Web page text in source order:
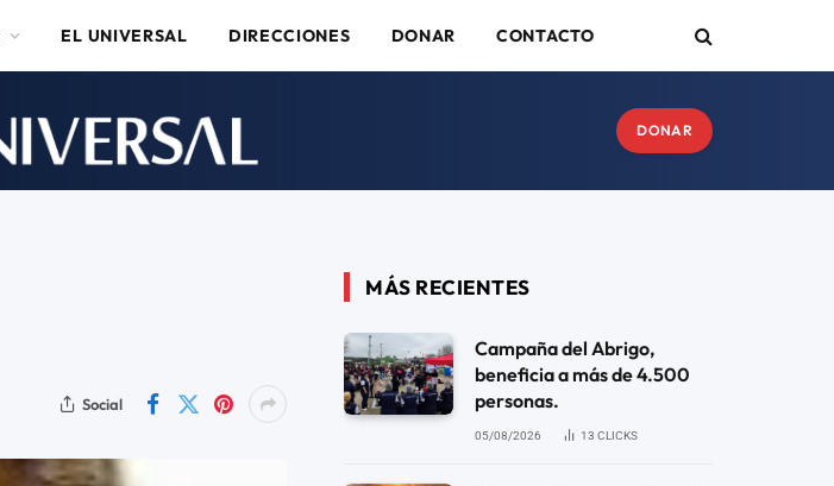
EL UNIVERSAL DIRECCIONES DONAR CONTACTO
DONAR
Social
MÁS RECIENTES
Campaña del Abrigo,
beneficia a más de 4.500
personas.
05/08/2026 13 CLICKS